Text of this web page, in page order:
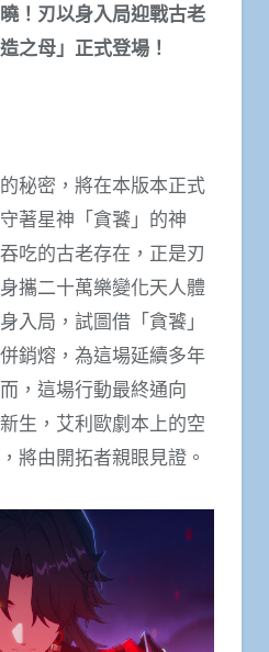
！刃以身入局迎戰古老
之母」正式登場！
秘密，將在本版本正式
著星神「貪饕」的神
吃的古老存在，正是刃
攜二十萬樂變化天人體
入局，試圖借「貪饕」
銷熔，為這場延續多年
，這場行動最終通向
生，艾利歐劇本上的空
將由開拓者親眼見證。